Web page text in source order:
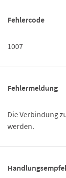
Fehlercode
1007
Fehlermeldung
Die Verbindung
werden.